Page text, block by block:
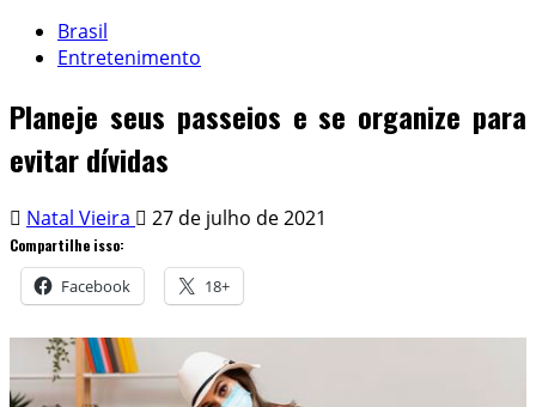
Brasil
Entretenimento
Planeje seus passeios e se organize para
evitar dívidas
Natal Vieira 27 de julho de 2021
Compartilhe isso:
Facebook 18+